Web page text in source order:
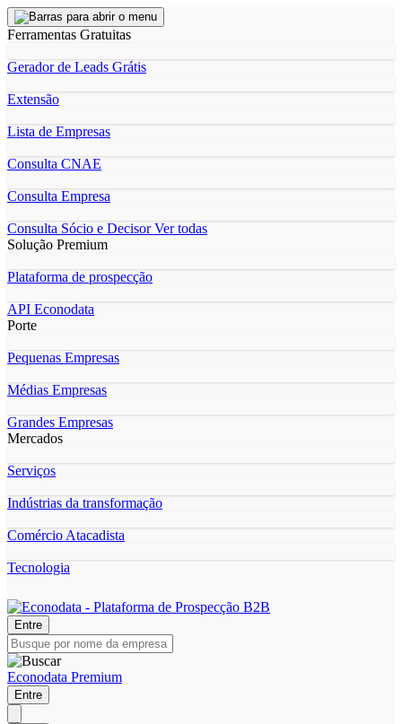
Ferramentas Gratuitas
Gerador de Leads Grátis
Extensão
Lista de Empresas
Consulta CNAE
Consulta Empresa
Consulta Sócio e DecisorVer todas
Solução Premium
Plataforma de prospecção
API Econodata
Porte
Pequenas Empresas
Médias Empresas
Grandes Empresas
Mercados
Serviços
Indústrias da transformação
Comércio Atacadista
Tecnologia
Entre
Econodata Premium
Entre